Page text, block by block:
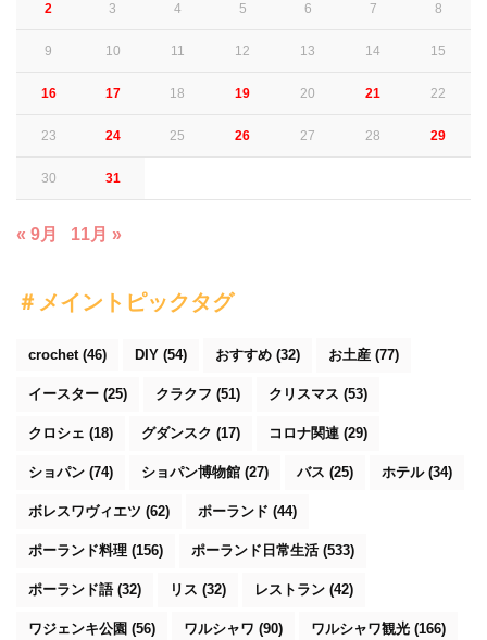
2 3 4 5 6 7 8
9 10 11 12 13 14 15
16 17 18 19 20 21 22
23 24 25 26 27 28 29
30 31
« 9月 11月 »
＃メイントピックタグ
crochet(46) DIY (54) おすすめ (32) お土産 (77)
イースター (25) クラクフ (51) クリスマス (53)
クロシェ (18) グダンスク (17) コロナ関連 (29)
ショパン (74) ショパン博物館 (27) バス (25) ホテル(34)
ボレスワヴィエツ (62) ポーランド (44)
ポーランド料理 (156) ポーランド日常生活(533)
ポーランド語(32) リス (32) レストラン (42)
ワジェンキ公園 (56) ワルシャワ (90) ワルシャワ観光 (166)